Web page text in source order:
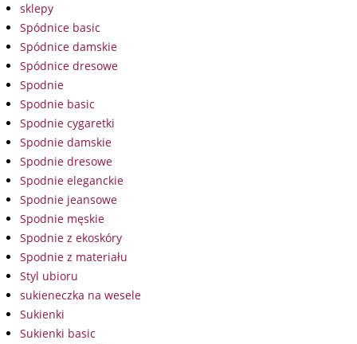
sklepy
Spódnice basic
Spódnice damskie
Spódnice dresowe
Spodnie
Spodnie basic
Spodnie cygaretki
Spodnie damskie
Spodnie dresowe
Spodnie eleganckie
Spodnie jeansowe
Spodnie męskie
Spodnie z ekoskóry
Spodnie z materiału
Styl ubioru
sukieneczka na wesele
Sukienki
Sukienki basic